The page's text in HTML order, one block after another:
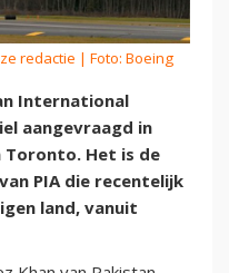
redactie | Foto: Boeing
International
aangevraagd in
Toronto. Het is de
PIA die recentelijk
land, vanuit